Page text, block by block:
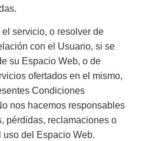
servicio, o resolver de
con el Usuario, si se
su Espacio Web, o de
ofertados en el mismo,
Condiciones
nos hacemos responsables
pérdidas, reclamaciones o
del Espacio Web.